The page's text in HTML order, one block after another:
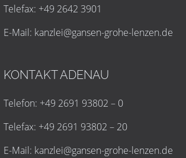
Telefax: +49 2642 3901
E-Mail: kanzlei@gansen-grohe-lenzen.de
KONTAKT ADENAU
Telefon: +49 2691 93802 – 0
Telefax: +49 2691 93802 – 20
E-Mail: kanzlei@gansen-grohe-lenzen.de